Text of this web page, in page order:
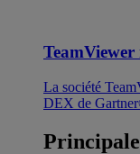
La société
DEX de